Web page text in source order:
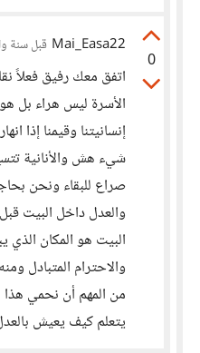
0
Mai_Easa22 قبل سنة
اتفق معك رفيق فعلاً
الأسرة ليس هراء بل
إنسانيتنا وقيمنا إذا
شيء هش والأنانية
صراع للبقاء ونحن
والعدل داخل البيت
البيت هو المكان الذي
والاحترام المتبادل
من المهم أن نحمي
يتعلم كيف يعيش